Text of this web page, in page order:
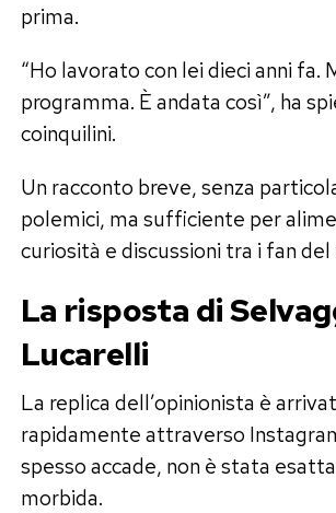
prima.
“Ho lavorato con lei dieci anni fa.
programma. È andata così”, ha
coinquilini.
Un racconto breve, senza
polemici, ma sufficiente per
curiosità e discussioni tra i fan del
La risposta di
Lucarelli
La replica dell’opinionista è
rapidamente attraverso
spesso accade, non è stata
morbida.